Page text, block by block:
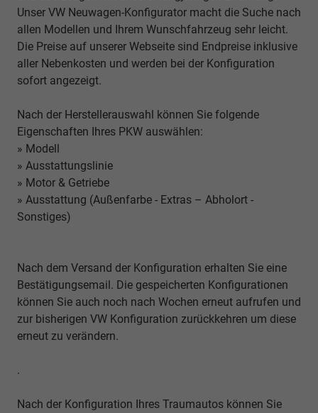
Unser VW Neuwagen-Konfigurator macht die Suche nach
allen Modellen und Ihrem Wunschfahrzeug sehr leicht.
Die Preise auf unserer Webseite sind Endpreise inklusive
aller Nebenkosten und werden bei der Konfiguration
sofort angezeigt.
Nach der Herstellerauswahl können Sie folgende
Eigenschaften Ihres PKW auswählen:
» Modell
» Ausstattungslinie
» Motor & Getriebe
» Ausstattung (Außenfarbe - Extras – Abholort -
Sonstiges)
Nach dem Versand der Konfiguration erhalten Sie eine
Bestätigungsemail. Die gespeicherten Konfigurationen
können Sie auch noch nach Wochen erneut aufrufen und
zur bisherigen VW Konfiguration zurückkehren um diese
erneut zu verändern.
.
Nach der Konfiguration Ihres Traumautos können Sie